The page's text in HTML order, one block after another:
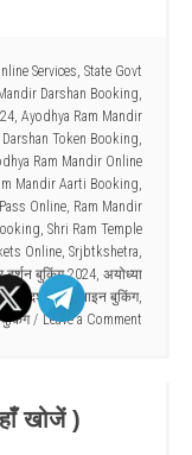
Services, State Govt
Darshan Booking,
, Ayodhya Ram Mandir
Token Booking,
Ram Mandir Online
Mandir Aarti Booking,
Online, Ram Mandir
, Shri Ram Temple
Online, Srjbtkshetra,
दर्शन बुकिंग 2024, अयोध्या
मंदिर दर्शन ऑनलाइन बुकिंग,
बुकिंग Leave a Comment
खोजें )